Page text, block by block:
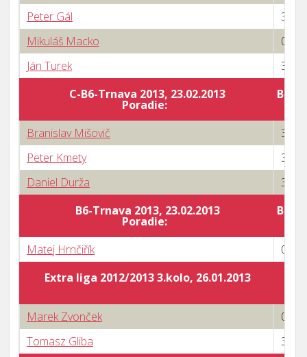
Peter Gál
3 : 1
Mikuláš Macko
0 : 3
Ján Turek
3 : 0
C-B6-Trnava 2013, 23.02.2013
Poradie:
Branislav Mišovič
3 : 0
Peter Kmety
3 : 0
Daniel Durža
3 : 0
B6-Trnava 2013, 23.02.2013
Poradie:
Matej Hrnčiřík
0 : 3
Extra liga 2012/2013 3.kolo, 26.01.2013
Marek Zvonček
0 : 3
Tomasz Gliba
3 : 1